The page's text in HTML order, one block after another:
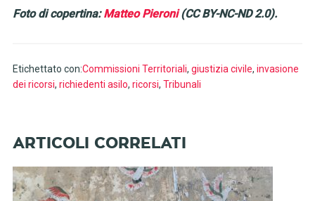
Foto di copertina:Matteo Pieroni(CC BY-NC-ND 2.0).
Etichettato con:Commissioni Territoriali, giustizia civile, invasione
dei ricorsi, richiedenti asilo, ricorsi, Tribunali